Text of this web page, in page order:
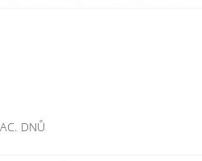
DNŮ